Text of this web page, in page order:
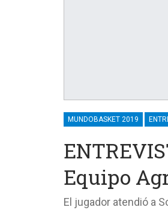
MUNDOBASKET 2019
Equipo
El jugador atendió a